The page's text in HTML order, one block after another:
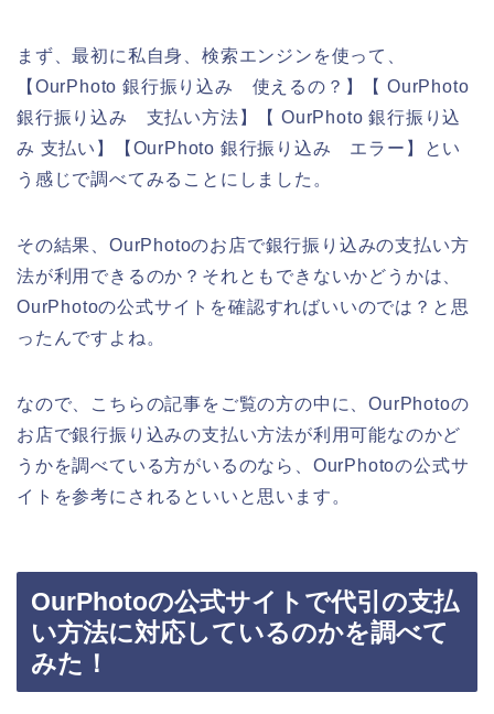
まず、最初に私自身、検索エンジンを使って、
【OurPhoto 銀行振り込み 使えるの？】【 OurPhoto
銀行振り込み 支払い方法】【 OurPhoto 銀行振り込
み 支払い】【OurPhoto 銀行振り込み エラー】とい
う感じで調べてみることにしました。
その結果、OurPhotoのお店で銀行振り込みの支払い方
法が利用できるのか？それともできないかどうかは、
OurPhotoの公式サイトを確認すればいいのでは？と思
ったんですよね。
なので、こちらの記事をご覧の方の中に、OurPhotoの
お店で銀行振り込みの支払い方法が利用可能なのかど
うかを調べている方がいるのなら、OurPhotoの公式サ
イトを参考にされるといいと思います。
OurPhotoの公式サイトで代引の支払
い方法に対応しているのかを調べて
みた！